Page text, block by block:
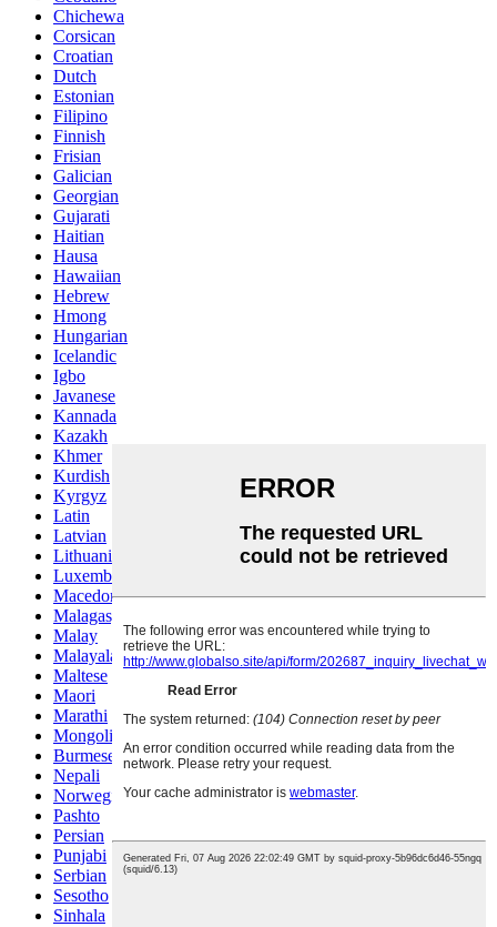
Chichewa
Corsican
Croatian
Dutch
Estonian
Filipino
Finnish
Frisian
Galician
Georgian
Gujarati
Haitian
Hausa
Hawaiian
Hebrew
Hmong
Hungarian
Icelandic
Igbo
Javanese
Kannada
Kazakh
Khmer
Kurdish
Kyrgyz
Latin
Latvian
Lithuanian
Luxembou..
Macedonian
Malagasy
Malay
Malayalam
Maltese
Maori
Marathi
Mongolian
Burmese
Nepali
Norwegian
Pashto
Persian
Punjabi
Serbian
Sesotho
Sinhala